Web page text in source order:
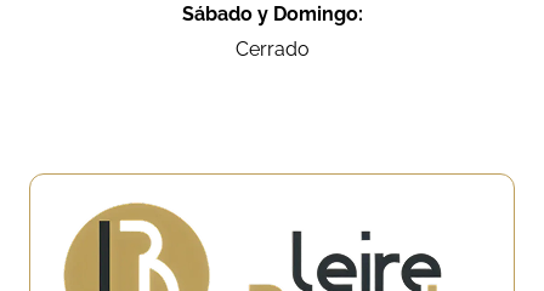
Sábado y Domingo:
Cerrado